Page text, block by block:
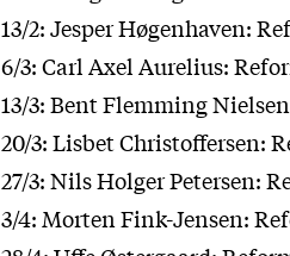
13/2: Jesper Høgenhaven:
6/3: Carl Axel Aurelius:
13/3: Bent Flemming
20/3: Lisbet Christoffersen:
27/3: Nils Holger Petersen:
3/4: Morten Fink-Jensen: